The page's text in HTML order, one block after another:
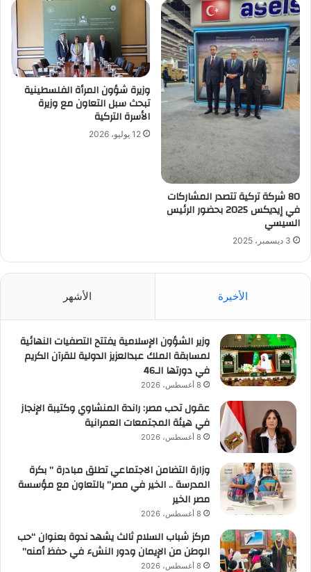
80 شركة تركية تتصدر المشاركات
في إيديكس 2025 بحضور الرئيس
السيسي
3 ديسمبر، 2025
وزيرة شؤون المرأة الفلسطينية
تبحث سبل التعاون مع وزيرة
الأسرة التركية
12 يوليو، 2026
الأخيرة الأشهر
وزير الشؤون الإسلامية يفتتح التصفيات النهائية
لمسابقة الملك عبدالعزيز الدولية للقرآن الكريم
في دورتها الـ46
8 أغسطس، 2026
عقول تحب مصر: راندة المنشاوي وكتيبة الإنجاز
في هيئة المجتمعات العمرانية
8 أغسطس، 2026
وزارة التضامن الاجتماعي تطلق مبادرة ” بكرة
المدرسة .. الخير في مصر” بالتعاون مع مؤسسة
مصر الخير
8 أغسطس، 2026
مركز شباب السلام ثالث يشهد ندوة بعنوان “حب
الوطن من الإيمان ودور النشء في حفظ أمنه”
8 أغسطس، 2026